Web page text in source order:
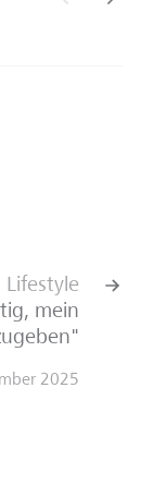
next
Lifestyle
mein
2025